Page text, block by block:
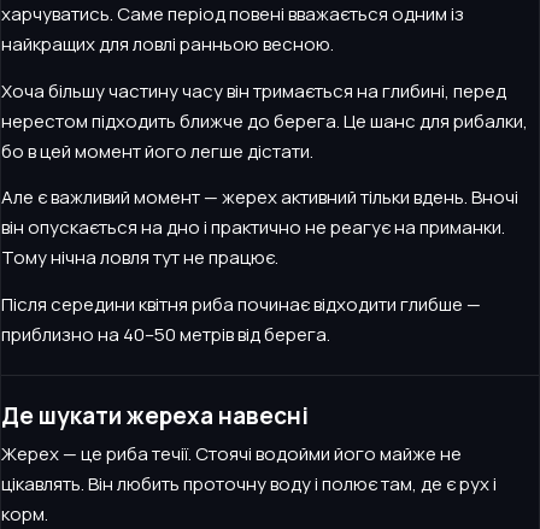
харчуватись. Саме період повені вважається одним із
найкращих для ловлі ранньою весною.
Хоча більшу частину часу він тримається на глибині, перед
нерестом підходить ближче до берега. Це шанс для рибалки,
бо в цей момент його легше дістати.
Але є важливий момент — жерех активний тільки вдень. Вночі
він опускається на дно і практично не реагує на приманки.
Тому нічна ловля тут не працює.
Після середини квітня риба починає відходити глибше —
приблизно на 40–50 метрів від берега.
Де шукати жереха навесні
Жерех — це риба течії. Стоячі водойми його майже не
цікавлять. Він любить проточну воду і полює там, де є рух і
корм.